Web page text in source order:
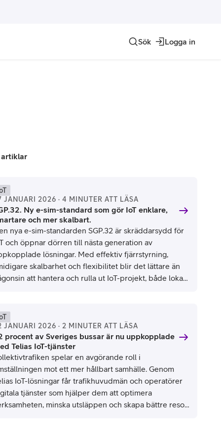
Sök Logga in
artiklar
JANUARI 2026 · 4 MINUTER ATT LÄSA
Ny e-sim-standard som gör IoT enklare,
och mer skalbart.
nya e-sim-standarden SGP.32 är skräddarsydd för
och öppnar dörren till nästa generation av
lösningar. Med effektiv fjärrstyrning,
skalbarhet och flexibilitet blir det lättare än
att hantera och rulla ut IoT-projekt, både lokalt
JANUARI 2026 · 2 MINUTER ATT LÄSA
procent av Sveriges bussar är nu uppkopplade
Telias IoT-tjänster
spelar en avgörande roll i
mot ett mer hållbart samhälle. Genom
IoT-lösningar får trafikhuvudmän och operatörer
tjänster som hjälper dem att optimera
minska utsläppen och skapa bättre resor